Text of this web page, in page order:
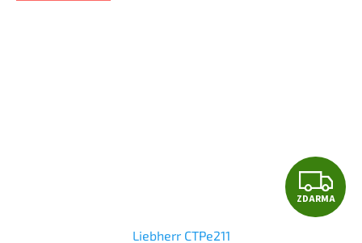
Z
D
ZDARMA
Liebherr CTPe211